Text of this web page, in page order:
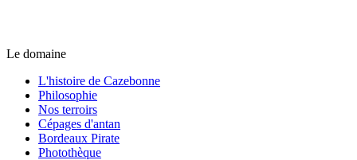
Le domaine
L'histoire de Cazebonne
Philosophie
Nos terroirs
Cépages d'antan
Bordeaux Pirate
Photothèque